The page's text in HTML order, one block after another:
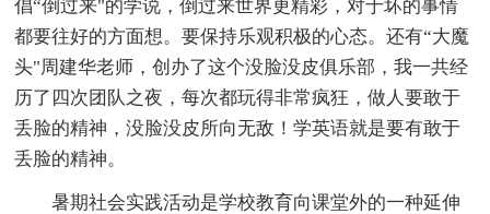
倡“倒过来"的学说，倒过来世界更精彩，对于坏的事情
都要往好的方面想。要保持乐观积极的心态。还有“大魔
头"周建华老师，创办了这个没脸没皮俱乐部，我一共经
历了四次团队之夜，每次都玩得非常疯狂，做人要敢于
丢脸的精神，没脸没皮所向无敌！学英语就是要有敢于
丢脸的精神。
暑期社会实践活动是学校教育向课堂外的一种延伸